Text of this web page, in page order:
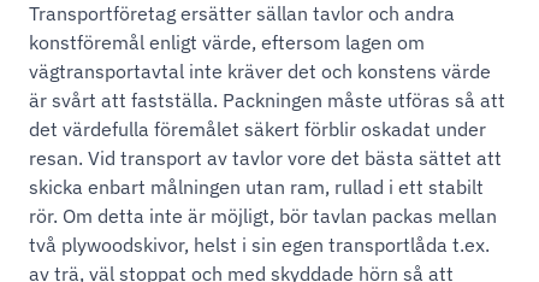
Transportföretag ersätter sällan tavlor och andra
konstföremål enligt värde, eftersom lagen om
vägtransportavtal inte kräver det och konstens värde
är svårt att fastställa. Packningen måste utföras så att
det värdefulla föremålet säkert förblir oskadat under
resan. Vid transport av tavlor vore det bästa sättet att
skicka enbart målningen utan ram, rullad i ett stabilt
rör. Om detta inte är möjligt, bör tavlan packas mellan
två plywoodskivor, helst i sin egen transportlåda t.ex.
av trä, väl stoppat och med skyddade hörn så att